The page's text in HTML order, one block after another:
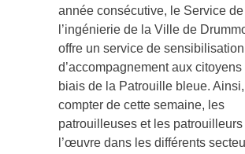
année consécutive, le Service de
l’ingénierie de la Ville de
offre un service de
d’accompagnement aux citoyens
biais de la Patrouille bleue.
compter de cette semaine, les
patrouilleuses et les patrouilleurs
l’œuvre dans les différents